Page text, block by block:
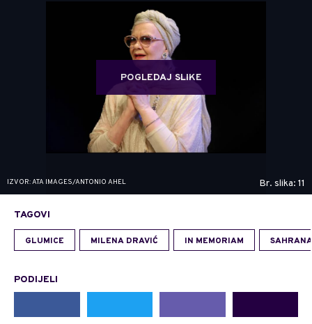
POGLEDAJ SLIKE
IZVOR: ATA IMAGES/ANTONIO AHEL Br. slika: 11
TAGOVI
GLUMICE MILENA DRAVIĆ IN MEMORIAM SAHRANA
PODIJELI